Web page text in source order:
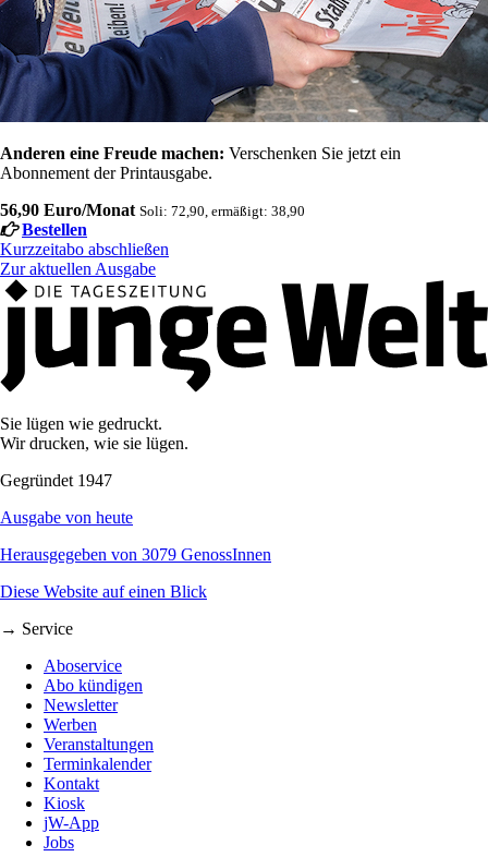
Anderen eine Freude machen: Verschenken Sie jetzt ein
Abonnement der Printausgabe.
56,90 Euro/Monat Soli: 72,90, ermäßigt: 38,90
Bestellen
Kurzzeitabo abschließen
Zur aktuellen Ausgabe
Sie lügen wie gedruckt.
Wir drucken, wie sie lügen.
Gegründet 1947
Ausgabe von heute
Herausgegeben von 3079 GenossInnen
Diese Website auf einen Blick
→ Service
Aboservice
Abo kündigen
Newsletter
Werben
Veranstaltungen
Terminkalender
Kontakt
Kiosk
jW-App
Jobs